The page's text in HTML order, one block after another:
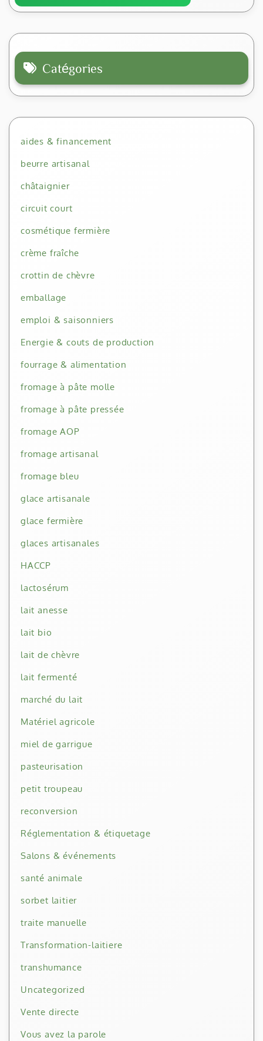
Catégories
aides & financement
beurre artisanal
châtaignier
circuit court
cosmétique fermière
crème fraîche
crottin de chèvre
emballage
emploi & saisonniers
Energie & couts de production
fourrage & alimentation
fromage à pâte molle
fromage à pâte pressée
fromage AOP
fromage artisanal
fromage bleu
glace artisanale
glace fermière
glaces artisanales
HACCP
lactosérum
lait anesse
lait bio
lait de chèvre
lait fermenté
marché du lait
Matériel agricole
miel de garrigue
pasteurisation
petit troupeau
reconversion
Réglementation & étiquetage
Salons & événements
santé animale
sorbet laitier
traite manuelle
Transformation-laitiere
transhumance
Uncategorized
Vente directe
Vous avez la parole